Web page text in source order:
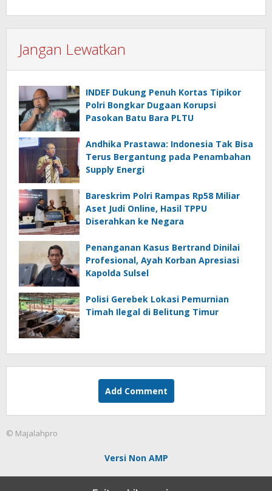
Jangan Lewatkan
INDEF Dukung Penuh Kortas Tipikor
Polri Bongkar Dugaan Korupsi
Pasokan Batu Bara PLTU
Andhika Prastawa: Indonesia Tak Bisa
Terus Bergantung pada Penambahan
Supply Energi
Bareskrim Polri Rampas Rp58 Miliar
Aset Judi Online, Hasil TPPU
Diserahkan ke Negara
Penanganan Kasus Bertrand Dinilai
Profesional, Ayah Korban Apresiasi
Kapolda Sulsel
Polisi Gerebek Lokasi Pemurnian
Timah Ilegal di Belitung Timur
Add Comment
© Majalahpro
Versi Non AMP